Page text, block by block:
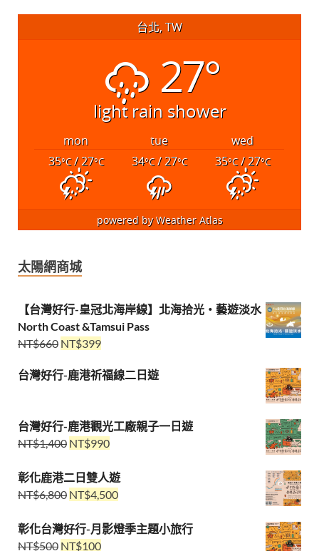
台北, TW
27°
light rain shower
mon tue
wed
35°C/ 27°C 34°C/ 27°C 35°C/ 27°C
powered byWeather Atlas
太陽網商城
【台灣好行-皇冠北海岸線】北海拾光・藝遊淡水
North Coast &Tamsui Pass
NT$660 NT$399
台灣好行-鹿港祈福線二日遊
台灣好行-鹿港觀光工廠親子一日遊
NT$1,400 NT$990
彰化鹿港二日雙人遊
NT$6,800 NT$4,500
彰化台灣好行-月影燈季主題小旅行
NT$500 NT$100